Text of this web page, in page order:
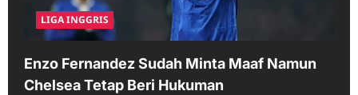
LIGA INGGRIS
Enzo Fernandez Sudah Minta Maaf Namun
Chelsea Tetap Beri Hukuman